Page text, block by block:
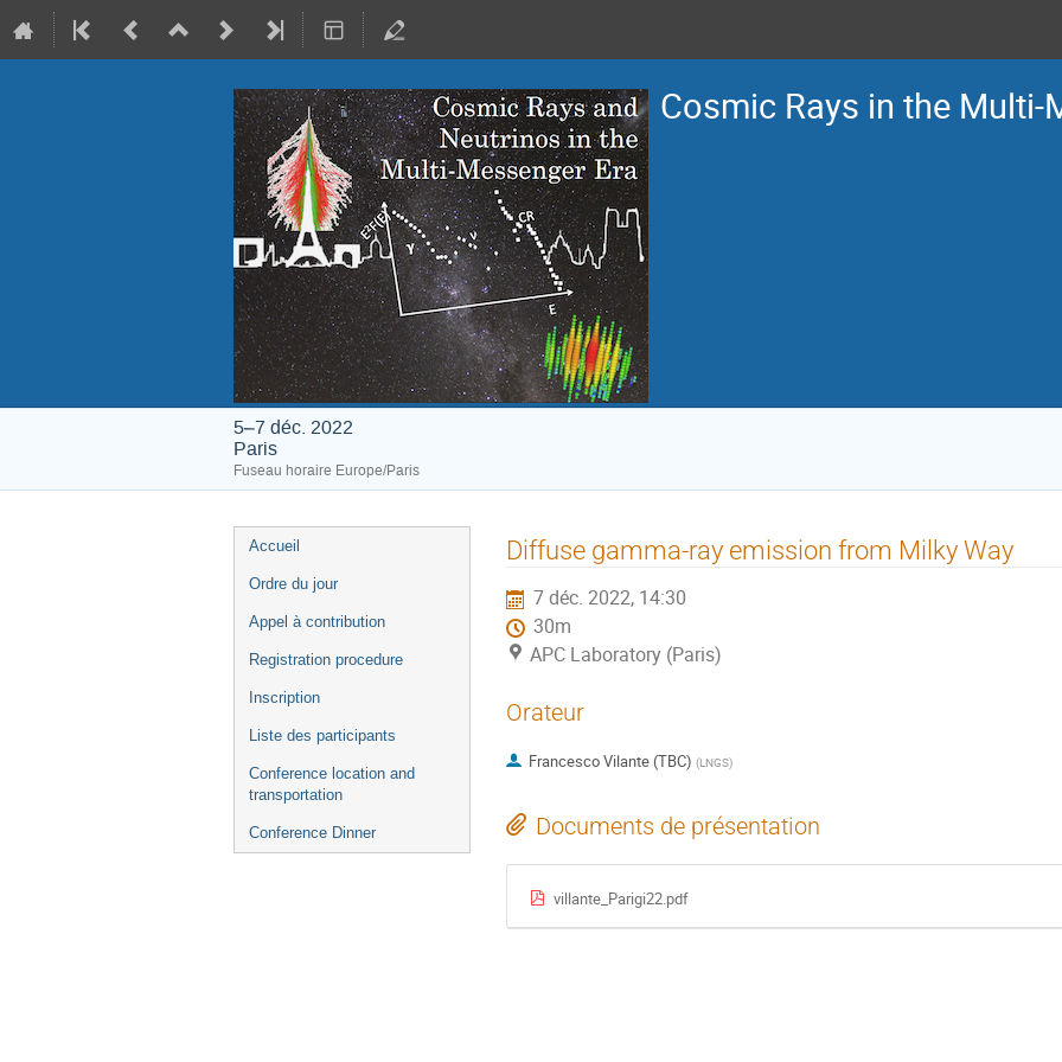
Cosmic Rays in the Multi-
5–7 déc. 2022
Paris
Fuseau horaire Europe/Paris
Menu
de
Accueil
Ordre du jour
Appel à contribution
Registration procedure
Inscription
Liste des participants
Conference location and
transportation
Conference Dinner
Diffuse gamma-ray emission from Milky Way
7 déc. 2022, 14:30
30m
APC Laboratory (Paris)
Orateur
Francesco Vilante (TBC) (LNGS)
Documents de présentation
villante_Parigi22.pdf